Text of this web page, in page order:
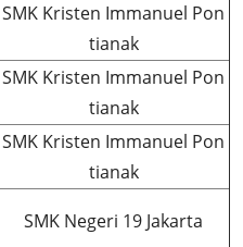
SMK Kristen Immanuel Pon
tianak
SMK Kristen Immanuel Pon
tianak
SMK Kristen Immanuel Pon
tianak
SMK Negeri 19 Jakarta